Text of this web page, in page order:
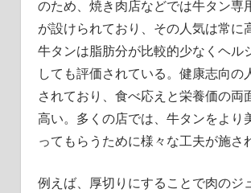
のため、焼き肉店などでは牛タン専
が設けられており、その人気は常に
牛タンは脂肪分が比較的少なくヘル
しても評価されている。健康志向の
されており、食べ応えと栄養価の両
高い。多くの店では、牛タンをより
ってもらうために様々な工夫が施さ
例えば、厚切りにすることで肉のジ